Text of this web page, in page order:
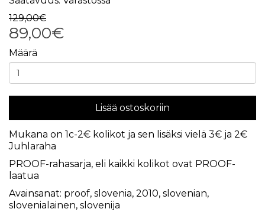
129,00€
89,00€
Määrä
Lisää ostoskoriin
Mukana on 1c-2€ kolikot ja sen lisäksi vielä 3€ ja 2€
Juhlaraha
PROOF-rahasarja, eli kaikki kolikot ovat PROOF-
laatua
Avainsanat: proof, slovenia, 2010, slovenian,
slovenialainen, slovenija